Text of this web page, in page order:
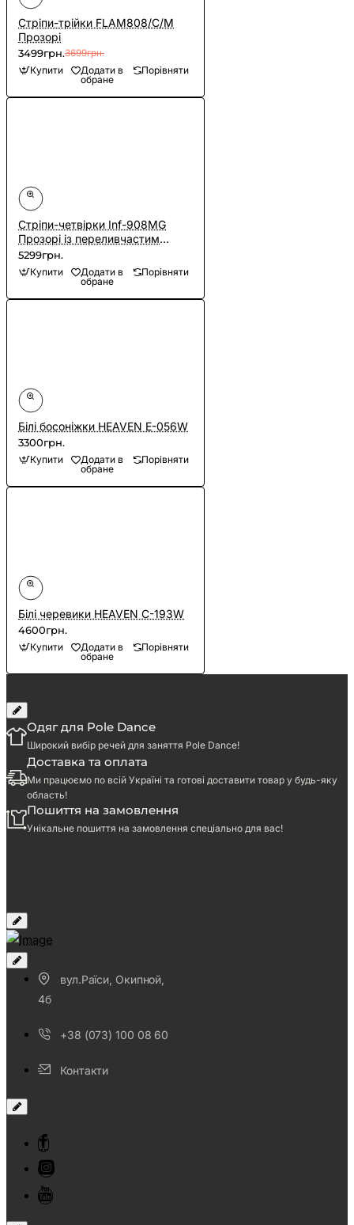
Cтріпи-трійки FLAM808/C/M
Прозорі
3499грн.3699грн.
Купити
Додати в
обране
Порівняти
Cтріпи-четвірки Inf-908MG
Прозорі із переливчастим
глітером
5299грн.
Купити
Додати в
обране
Порівняти
Білі босоніжки HEAVEN E-056W
3300грн.
Купити
Додати в
обране
Порівняти
Білі черевики HEAVEN C-193W
4600грн.
Купити
Додати в
обране
Порівняти
Одяг для Pole Dance
Широкий вибір речей для заняття Pole Dance!
Доставка та оплата
Ми працюємо по всій Україні та готові доставити товар у будь-яку
область!
Пошиття на замовлення
Унікальне пошиття на замовлення спеціально для вас!
вул.Раїси, Окипной,
4б
+38 (073) 100 08 60
Контакти